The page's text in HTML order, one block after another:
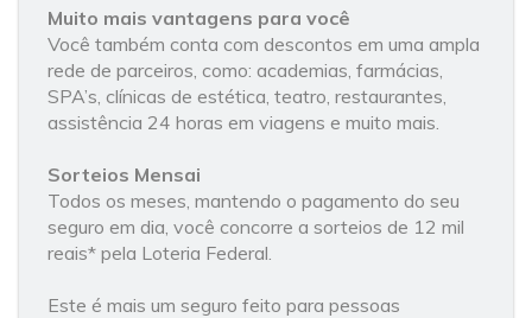
Muito mais vantagens para você
Você também conta com descontos em uma ampla
rede de parceiros, como: academias, farmácias,
SPA’s, clínicas de estética, teatro, restaurantes,
assistência 24 horas em viagens e muito mais.
Sorteios Mensai
Todos os meses, mantendo o pagamento do seu
seguro em dia, você concorre a sorteios de 12 mil
reais* pela Loteria Federal.
Este é mais um seguro feito para pessoas